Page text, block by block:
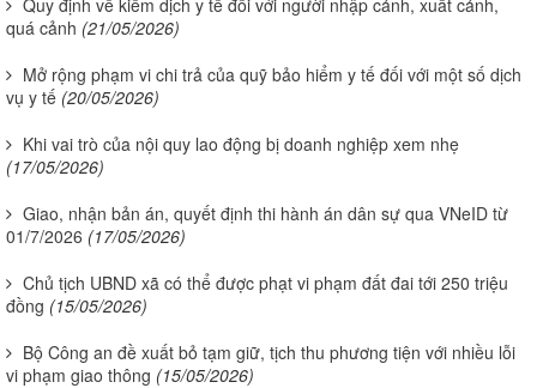
quá cảnh (21/05/2026)
Mở rộng phạm vi chi trả của quỹ bảo hiểm y tế đối với một số dịch
vụ y tế (20/05/2026)
Khi vai trò của nội quy lao động bị doanh nghiệp xem nhẹ
(17/05/2026)
Giao, nhận bản án, quyết định thi hành án dân sự qua VNeID từ
01/7/2026 (17/05/2026)
Chủ tịch UBND xã có thể được phạt vi phạm đất đai tới 250 triệu
đồng (15/05/2026)
Bộ Công an đề xuất bỏ tạm giữ, tịch thu phương tiện với nhiều lỗi
vi phạm giao thông (15/05/2026)